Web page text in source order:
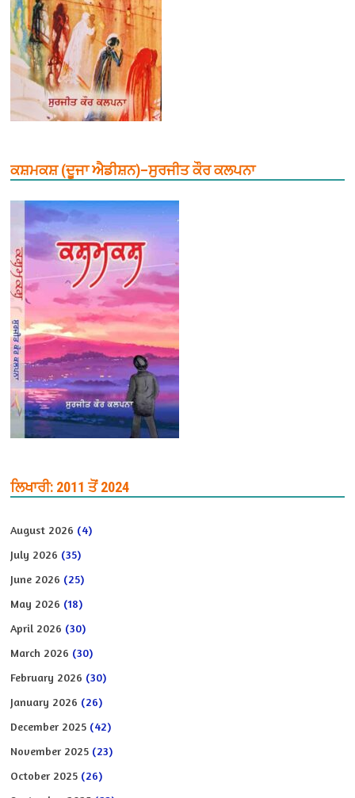
ਕਸ਼ਮਕਸ਼ (ਦੂਜਾ ਐਡੀਸ਼ਨ)–ਸੁਰਜੀਤ ਕੌਰ ਕਲਪਨਾ
ਲਿਖਾਰੀ: 2011 ਤੋਂ 2024
August 2026 (4)
July 2026 (35)
June 2026 (25)
May 2026 (18)
April 2026 (30)
March 2026 (30)
February 2026 (30)
January 2026 (26)
December 2025 (42)
November 2025 (23)
October 2025 (26)